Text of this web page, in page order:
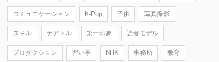
コミュニケーション K-Pop 子供 写真撮影
スキル テアトル 第一印象 読者モデル
プロダクション 習い事 NHK 事務所 教育